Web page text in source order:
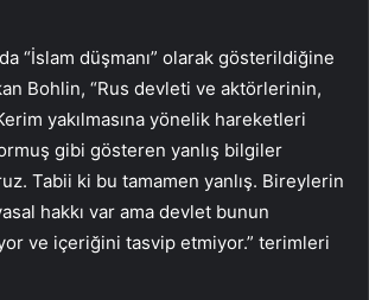
“İslam düşmanı” olarak gösterildiğine
Bohlin, “Rus devleti ve aktörlerinin,
yakılmasına yönelik hareketleri
gibi gösteren yanlış bilgiler
Tabii ki bu tamamen yanlış. Bireylerin
hakkı var ama devlet bunun
ve içeriğini tasvip etmiyor.” terimleri